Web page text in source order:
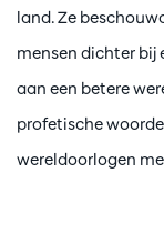
land. Ze
mensen dichter bij
aan een betere
profetische
wereldoorlogen